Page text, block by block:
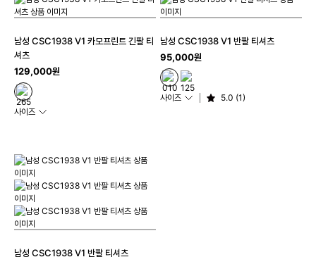
남성 CSC1938 V1 카모프린트 긴팔 티
셔츠
129,000원
사이즈
남성 CSC1938 V1 반팔 티셔츠
95,000원
사이즈 5.0 (1)
남성 CSC1938 V1 반팔 티셔츠